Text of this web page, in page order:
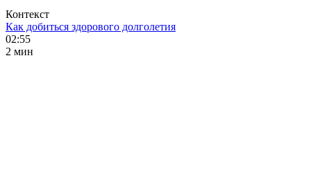
Контекст
Как добиться здорового долголетия
02:55
2 мин